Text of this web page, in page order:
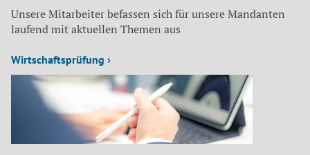
Unsere Mitarbeiter befassen sich für unsere Mandanten
laufend mit aktuellen Themen aus
Wirtschaftsprüfung ›